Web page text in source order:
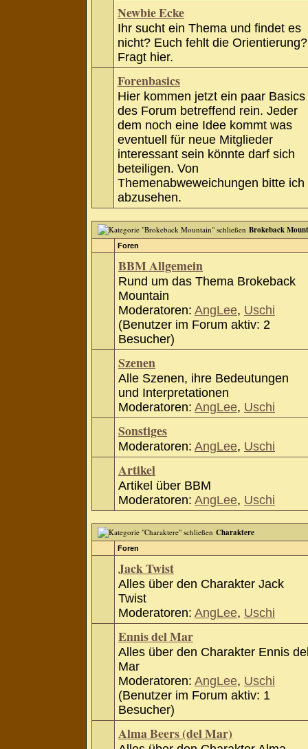
Newbie Ecke
Ihr sucht ein Thema und findet es
nicht? Euch fehlt die Orientierung?
Fragt hier.
Forenbasics
Hier kommen jetzt ein paar Basics
des Forum betreffend rein. Jeder
dem noch eine Idee kommt was
eventuell für neue Mitglieder
interessant sein könnte darf sich
beteiligen. Von
Themenabweweichungen bitte ich
abzusehen.
Brokeback
Foren
BBM Allgemein
Rund um das Thema Brokeback
Mountain
Moderatoren: AngLee, Uschi
(Benutzer im Forum aktiv: 2
Besucher)
Szenen
Alle Szenen, ihre Bedeutungen
und Interpretationen
Moderatoren: AngLee, Uschi
Sonstiges
Moderatoren: AngLee, Uschi
Artikel
Artikel über BBM
Moderatoren: AngLee, Uschi
Charaktere
Foren
Jack Twist
Alles über den Charakter Jack
Twist
Moderatoren: AngLee, Uschi
Ennis del Mar
Alles über den Charakter Ennis
Mar
Moderatoren: AngLee, Uschi
(Benutzer im Forum aktiv: 1
Besucher)
Alma Beers (del Mar)